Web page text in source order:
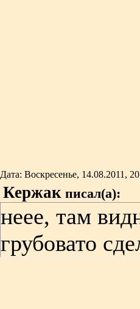
Дата: Воскресенье, 14.08.2011,
Кержак писал(а):
неее, там
грубовато